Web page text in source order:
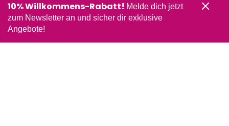
10% Willkommens-Rabatt! Melde dich jetzt
zum Newsletter an und sicher dir exklusive
Angebote!